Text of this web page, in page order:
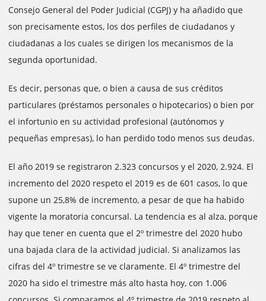
Consejo General del Poder Judicial (CGPJ) y ha añadido que
son precisamente estos, los dos perfiles de ciudadanos y
ciudadanas a los cuales se dirigen los mecanismos de la
segunda oportunidad.
Es decir, personas que, o bien a causa de sus créditos
particulares (préstamos personales o hipotecarios) o bien por
el infortunio en su actividad profesional (autónomos y
pequeñas empresas), lo han perdido todo menos sus deudas.
El año 2019 se registraron 2.323 concursos y el 2020, 2.924. El
incremento del 2020 respeto el 2019 es de 601 casos, lo que
supone un 25,8% de incremento, a pesar de que ha habido
vigente la moratoria concursal. La tendencia es al alza, porque
hay que tener en cuenta que el 2º trimestre del 2020 hubo
una bajada clara de la actividad judicial. Si analizamos las
cifras del 4º trimestre se ve claramente. El 4º trimestre del
2020 ha sido el trimestre más alto hasta hoy, con 1.006